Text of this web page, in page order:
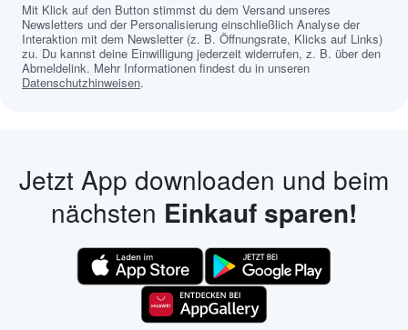
Mit Klick auf den Button stimmst du dem Versand unseres
Newsletters und der Personalisierung einschließlich Analyse der
Interaktion mit dem Newsletter (z. B. Öffnungsrate, Klicks auf Links)
zu. Du kannst deine Einwilligung jederzeit widerrufen, z. B. über den
Abmeldelink. Mehr Informationen findest du in unseren
Datenschutzhinweisen.
Jetzt App downloaden und beim
nächsten Einkauf sparen!